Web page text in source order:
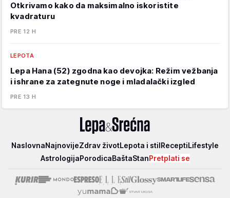
Otkrivamo kako da maksimalno iskoristite
kvadraturu
PRE 12 H
LEPOTA
Lepa Hana (52) zgodna kao devojka: Režim vežbanja
i ishrane za zategnute noge i mladalački izgled
PRE 13 H
Lepa
NaslovnaNajnovijeZdrav životLepota i stilReceptiLifestyle
AstrologijaPorodicaBaštaStanPretplati se